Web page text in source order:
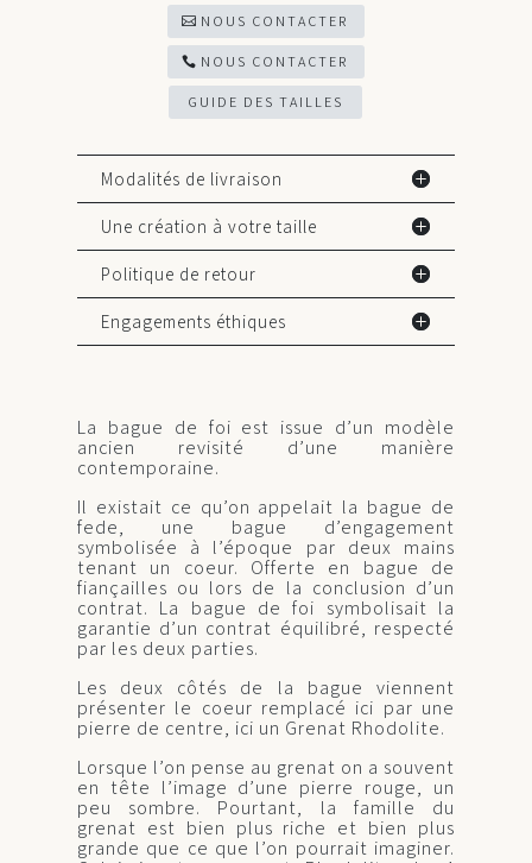
NOUS CONTACTER
NOUS CONTACTER
GUIDE DES TAILLES
Modalités de livraison
Une création à votre taille
Politique de retour
Engagements éthiques
La bague de foi est issue d’un modèle
ancien revisité d’une manière
contemporaine.
Il existait ce qu’on appelait la bague de
fede, une bague d’engagement
symbolisée à l’époque par deux mains
tenant un coeur. Offerte en bague de
fiançailles ou lors de la conclusion d’un
contrat. La bague de foi symbolisait la
garantie d’un contrat équilibré, respecté
par les deux parties.
Les deux côtés de la bague viennent
présenter le coeur remplacé ici par une
pierre de centre, ici un Grenat Rhodolite.
Lorsque l’on pense au grenat on a souvent
en tête l’image d’une pierre rouge, un
peu sombre. Pourtant, la famille du
grenat est bien plus riche et bien plus
grande que ce que l’on pourrait imaginer.